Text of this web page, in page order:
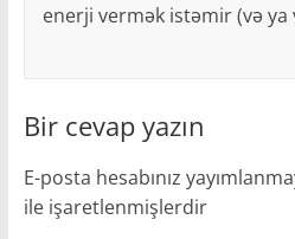
enerji vermək istəmir (və ya
Bir cevap yazın
E-posta hesabınız
ile işaretlenmişlerdir